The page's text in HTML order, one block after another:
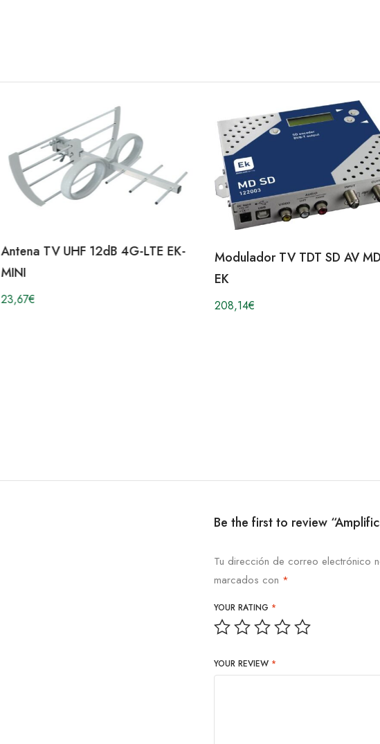
Antena TV UHF 12dB 4G-LTE EK-
MINI
23,67€
Modulador TV TDT SD AV
EK
208,14€
Be the first to review
Tu dirección de correo electrónico
marcados con *
YOUR RATING *
YOUR REVIEW *